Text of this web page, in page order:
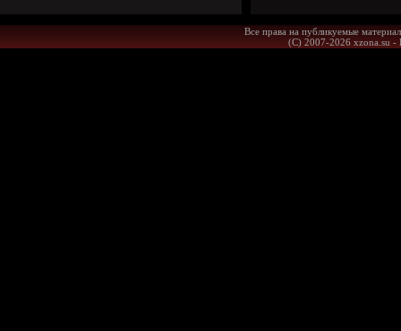
Все права на публикуемые
(С) 2007-2026 xzona.su -